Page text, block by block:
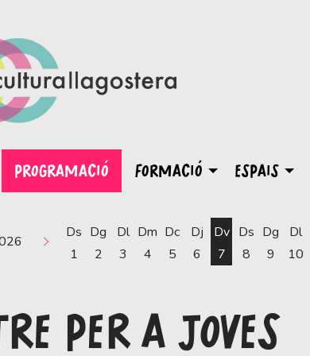
PROGRAMACIÓ FORMACIÓ ESPAIS
Ds
1
Dg
2
Dl
3
Dm
4
Dc
5
Dj
6
Dv
7
Ds
8
Dg
9
Dl
10
PER A JOVES